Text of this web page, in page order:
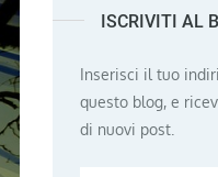
ISCRIVITI AL
Inserisci il tuo
questo blog, e
di nuovi post.